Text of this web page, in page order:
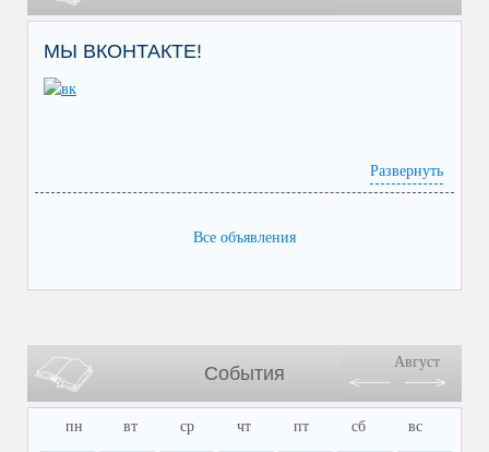
МЫ ВКОНТАКТЕ!
Развернуть
Все объявления
События
Август
пн вт ср чт пт сб вс